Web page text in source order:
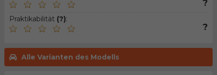
?
Praktikabilität (?):
?
Alle Varianten des Modells